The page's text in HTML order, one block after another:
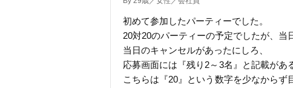
初めて参加したパーティーでした。
20対20のパーティーの予定でしたが、当
当日のキャンセルがあったにしろ、
応募画面には『残り2～3名』と記載があ
こちらは『20』という数字を少なから